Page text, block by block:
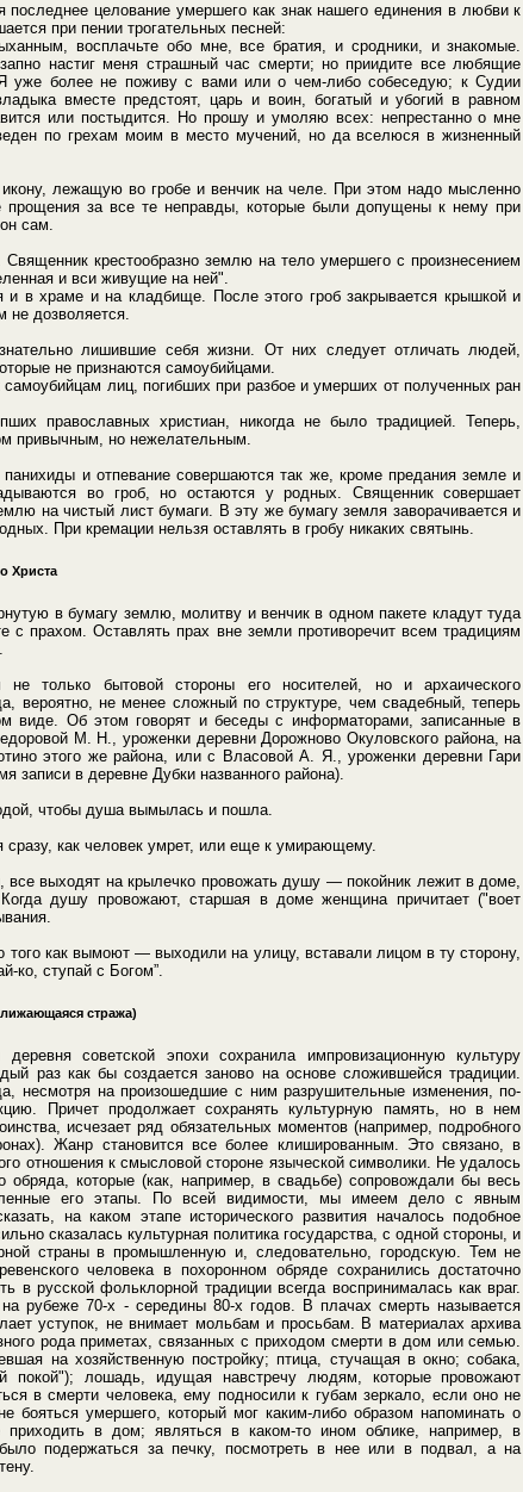
последнее целование умершего как знак нашего единения в любви к
при пении трогательных песней:
восплачьте обо мне, все братия, и сродники, и знакомые.
настиг меня страшный час смерти; но приидите все любящие
уже более не поживу с вами или о чем-либо собеседую; к Судии
вместе предстоят, царь и воин, богатый и убогий в равном
или постыдится. Но прошу и умоляю всех: непрестанно о мне
по грехам моим в место мучений, но да вселюся в жизненный
лежащую во гробе и венчик на челе. При этом надо мысленно
прощения за все те неправды, которые были допущены к нему при
сам.
крестообразно землю на тело умершего с произнесением
и вси живущие на ней".
в храме и на кладбище. После этого гроб закрывается крышкой и
не дозволяется.
лишившие себя жизни. От них следует отличать людей,
не признаются самоубийцами.
лиц, погибших при разбое и умерших от полученных ран
православных христиан, никогда не было традицией. Теперь,
привычным, но нежелательным.
и отпевание совершаются так же, кроме предания земле и
во гроб, но остаются у родных. Священник совершает
на чистый лист бумаги. В эту же бумагу земля заворачивается и
При кремации нельзя оставлять в гробу никаких святынь.
Христа
в бумагу землю, молитву и венчик в одном пакете кладут туда
прахом. Оставлять прах вне земли противоречит всем традициям
не только бытовой стороны его носителей, но и архаического
вероятно, не менее сложный по структуре, чем свадебный, теперь
виде. Об этом говорят и беседы с информаторами, записанные в
М. Н., уроженки деревни Дорожново Окуловского района, на
этого же района, или с Власовой А. Я., уроженки деревни Гари
записи в деревне Дубки названного района).
чтобы душа вымылась и пошла.
сразу, как человек умрет, или еще к умирающему.
все выходят на крылечко провожать душу — покойник лежит в доме,
душу провожают, старшая в доме женщина причитает ("воет
того как вымоют — выходили на улицу, вставали лицом в ту сторону,
ко, ступай с Богом”.
стража)
советской эпохи сохранила импровизационную культуру
раз как бы создается заново на основе сложившейся традиции.
несмотря на произошедшие с ним разрушительные изменения, по-
Причет продолжает сохранять культурную память, но в нем
исчезает ряд обязательных моментов (например, подробного
Жанр становится все более клишированным. Это связано, в
отношения к смысловой стороне языческой символики. Не удалось
обряда, которые (как, например, в свадьбе) сопровождали бы весь
его этапы. По всей видимости, мы имеем дело с явным
на каком этапе исторического развития началось подобное
сказалась культурная политика государства, с одной стороны, и
страны в промышленную и, следовательно, городскую. Тем не
человека в похоронном обряде сохранились достаточно
в русской фольклорной традиции всегда воспринималась как враг.
рубеже 70-х - середины 80-х годов. В плачах смерть называется
уступок, не внимает мольбам и просьбам. В материалах архива
рода приметах, связанных с приходом смерти в дом или семью.
на хозяйственную постройку; птица, стучащая в окно; собака,
покой"); лошадь, идущая навстречу людям, которые провожают
в смерти человека, ему подносили к губам зеркало, если оно не
бояться умершего, который мог каким-либо образом напоминать о
в дом; являться в каком-то ином облике, например, в
подержаться за печку, посмотреть в нее или в подвал, а на